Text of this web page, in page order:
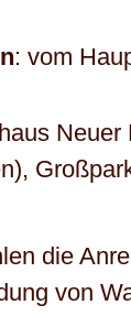
: vom
Neuer
die
von